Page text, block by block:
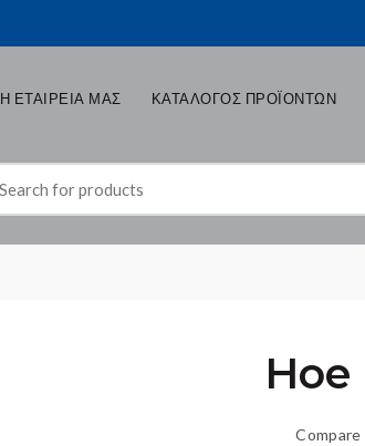
Η ΕΤΑΙΡΕΙΑ ΜΑΣ ΚΑΤΑΛΟΓΟΣ ΠΡΟΪΟΝΤΩΝ
Hoe
Compare